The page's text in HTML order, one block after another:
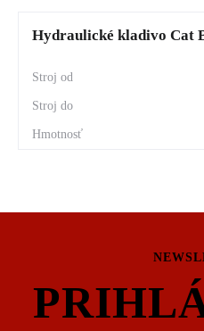
Hydraulické kladivo Cat